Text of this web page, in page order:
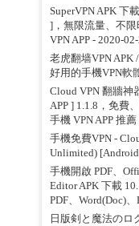
SuperVPN APK 下
]，無限流量、不
VPN APP- 2020-
老虎翻墙VPN APK
好用的手機VPN軟
Cloud VPN 翻牆神
APP ] 1.1.8，免費
手機 VPN APP 推薦
手機免費VPN -
Unlimited)
手機開啟 PDF、
Editor APK 下載
PDF、Word(Doc)
日版剣と魔法のロ